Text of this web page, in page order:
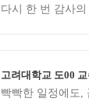
다시 한 번 감사
고려대학교 도00 교
빡빡한 일정에도,